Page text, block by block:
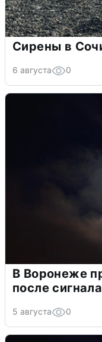
Сирены в
6 августа 0
В Воронеже
после
5 августа 0